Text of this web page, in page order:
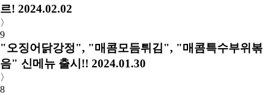
르! 2024.02.02
〉
9
"오징어닭강정", "매콤모듬튀김", "매콤특수부위볶
음" 신메뉴 출시!! 2024.01.30
〉
8